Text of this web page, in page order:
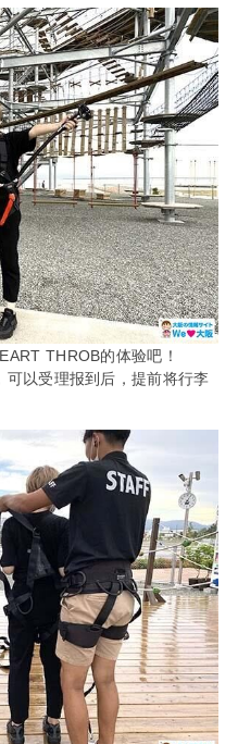
THROB的体验吧！
以受理报到后，提前将行李